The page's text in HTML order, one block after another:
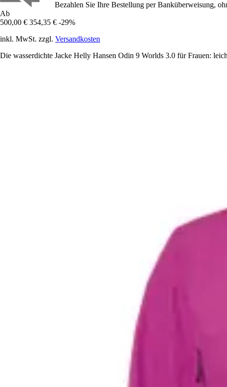
Bezahlen Sie Ihre Bestellung per Banküberweisung,
Ab
500,00 € 354,35 € -29%
inkl. MwSt. zzgl. Versandkosten
Die wasserdichte Jacke Helly Hansen Odin 9 Worlds 3.0 für Frauen: